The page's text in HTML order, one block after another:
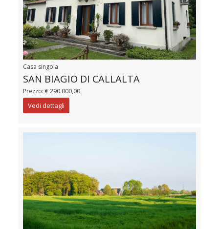
Casa singola
SAN BIAGIO DI CALLALTA
Prezzo: € 290.000,00
Vedi dettagli